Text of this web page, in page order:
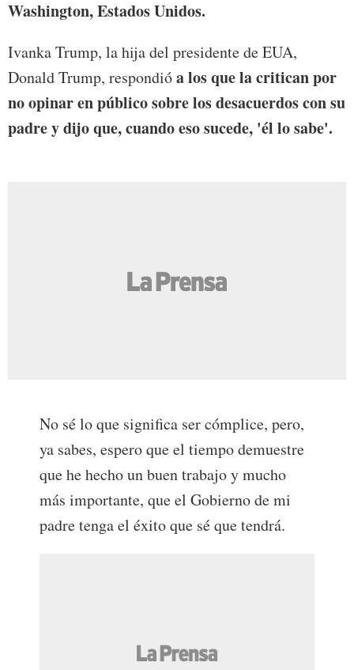
Washington, Estados Unidos.
Ivanka Trump, la hija del presidente de EUA,
Donald Trump, respondióa los que la critican por
no opinar en público sobre los desacuerdos con su
padre y dijo que, cuando eso sucede, 'él lo sabe'.
No sé lo que significa ser cómplice, pero,
ya sabes, espero que el tiempo demuestre
que he hecho un buen trabajo y mucho
más importante, que el Gobierno de mi
padre tenga el éxito que sé que tendrá.